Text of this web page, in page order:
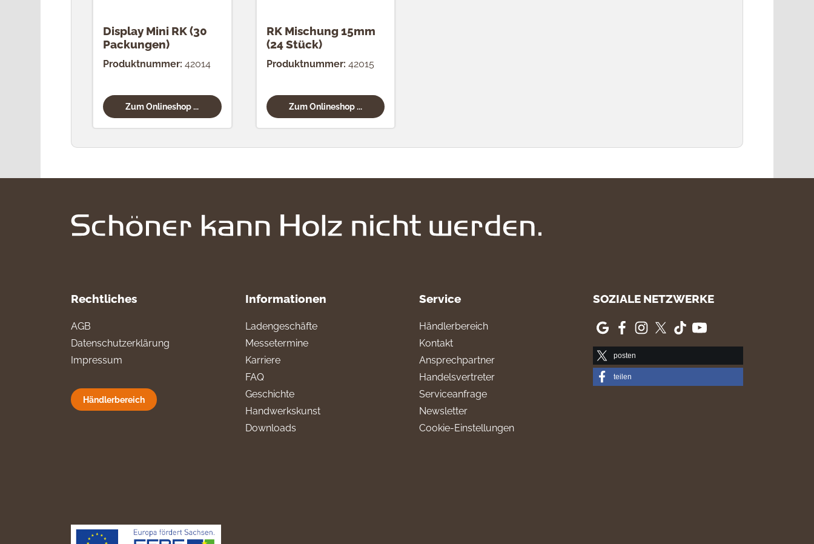
Display Mini RK (30
Packungen)
Produktnummer: 42014
Zum Onlineshop ...
RK Mischung 15mm
(24 Stück)
Produktnummer: 42015
Zum Onlineshop ...
Rechtliches
AGB
Datenschutzerklärung
Impressum
Händlerbereich
Informationen
Ladengeschäfte
Messetermine
Karriere
FAQ
Geschichte
Handwerkskunst
Downloads
Service
Händlerbereich
Kontakt
Ansprechpartner
Handelsvertreter
Serviceanfrage
Newsletter
Cookie-Einstellungen
SOZIALE NETZWERKE
posten
teilen